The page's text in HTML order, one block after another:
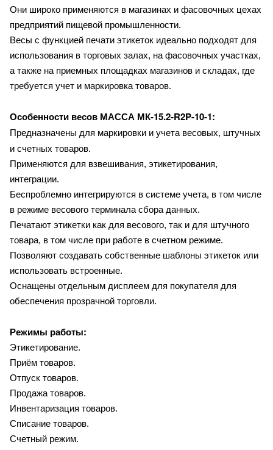
Они широко применяются в магазинах и фасовочных цехах
предприятий пищевой промышленности.
Весы с функцией печати этикеток идеально подходят для
использования в торговых залах, на фасовочных участках,
а также на приемных площадках магазинов и складах, где
требуется учет и маркировка товаров.
Особенности весов МАССА МК-15.2-R2P-10-1:
Предназначены для маркировки и учета весовых, штучных
и счетных товаров.
Применяются для взвешивания, этикетирования,
интеграции.
Беспроблемно интегрируются в системе учета, в том числе
в режиме весового терминала сбора данных.
Печатают этикетки как для весового, так и для штучного
товара, в том числе при работе в счетном режиме.
Позволяют создавать собственные шаблоны этикеток или
использовать встроенные.
Оснащены отдельным дисплеем для покупателя для
обеспечения прозрачной торговли.
Режимы работы:
Этикетирование.
Приём товаров.
Отпуск товаров.
Продажа товаров.
Инвентаризация товаров.
Списание товаров.
Счетный режим.